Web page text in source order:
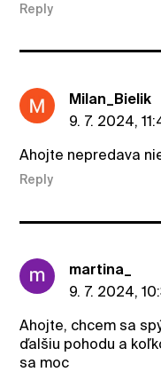
Reply
Milan_Bielik
9. 7. 2024,
Ahojte nepredava
Reply
martina_
9. 7. 2024,
Ahojte, chcem sa
ďalšiu pohodu a
sa moc